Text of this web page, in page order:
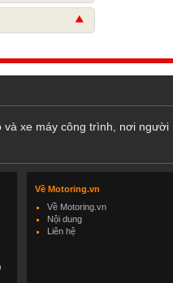
xe máy công trình, nơi
Về Motoring.vn
Về Motoring.vn
Nội dung
Liên hệ